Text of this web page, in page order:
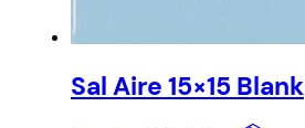
Sal Aire 15×15 Blank